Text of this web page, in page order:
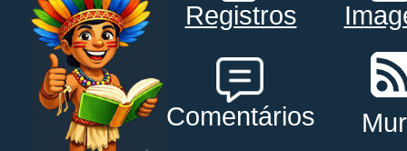
Registros
Comentários